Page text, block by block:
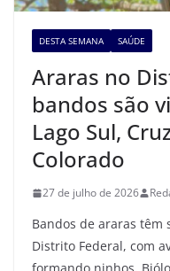
DESTA SEMANA SAÚDE
Araras no
bandos são
Lago Sul,
Colorado
27 de julho de 2026
Bandos de araras
Distrito Federal, com